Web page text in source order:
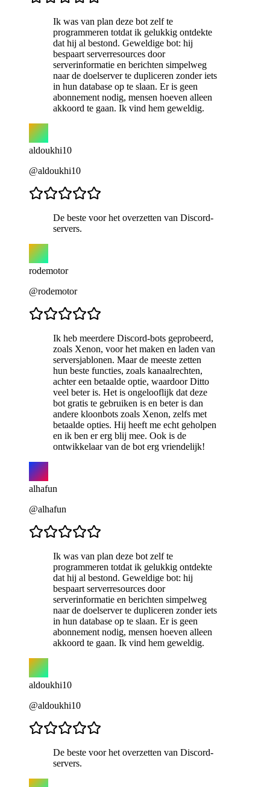
Ik was van plan deze bot zelf te
programmeren totdat ik gelukkig ontdekte
dat hij al bestond. Geweldige bot: hij
bespaart serverresources door
serverinformatie en berichten simpelweg
naar de doelserver te dupliceren zonder iets
in hun database op te slaan. Er is geen
abonnement nodig, mensen hoeven alleen
akkoord te gaan. Ik vind hem geweldig.
aldoukhi10
@aldoukhi10
De beste voor het overzetten van Discord-
servers.
rodemotor
@rodemotor
Ik heb meerdere Discord-bots geprobeerd,
zoals Xenon, voor het maken en laden van
serversjablonen. Maar de meeste zetten
hun beste functies, zoals kanaalrechten,
achter een betaalde optie, waardoor Ditto
veel beter is. Het is ongelooflijk dat deze
bot gratis te gebruiken is en beter is dan
andere kloonbots zoals Xenon, zelfs met
betaalde opties. Hij heeft me echt geholpen
en ik ben er erg blij mee. Ook is de
ontwikkelaar van de bot erg vriendelijk!
alhafun
@alhafun
Ik was van plan deze bot zelf te
programmeren totdat ik gelukkig ontdekte
dat hij al bestond. Geweldige bot: hij
bespaart serverresources door
serverinformatie en berichten simpelweg
naar de doelserver te dupliceren zonder iets
in hun database op te slaan. Er is geen
abonnement nodig, mensen hoeven alleen
akkoord te gaan. Ik vind hem geweldig.
aldoukhi10
@aldoukhi10
De beste voor het overzetten van Discord-
servers.